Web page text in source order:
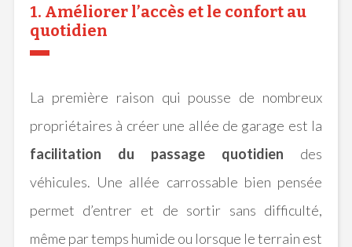
1. Améliorer l’accès et le confort au
quotidien
La première raison qui pousse de nombreux
propriétaires à créer une allée de garage est la
facilitation du passage quotidien des
véhicules. Une allée carrossable bien pensée
permet d’entrer et de sortir sans difficulté,
même par temps humide ou lorsque le terrain est